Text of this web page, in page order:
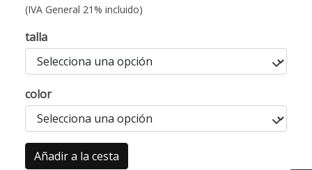
(IVA General 21% incluido)
talla
color
Añadir a la cesta